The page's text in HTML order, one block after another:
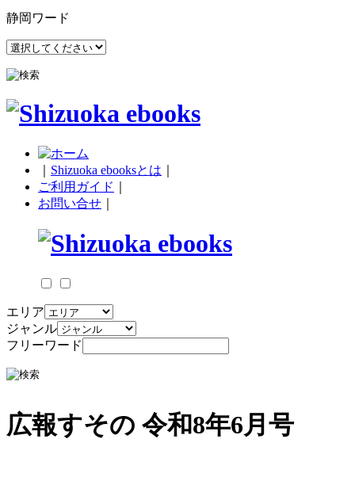
静岡ワード
Shizuoka ebooksとは
ご利用ガイド
お問い合せ
エリア
ジャンル
フリーワード
広報すその 令和8年6月号